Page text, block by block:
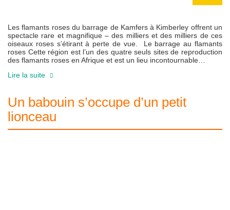
Les flamants roses du barrage de Kamfers à Kimberley offrent un
spectacle rare et magnifique – des milliers et des milliers de ces
oiseaux roses s’étirant à perte de vue. Le barrage au flamants
roses Cette région est l’un des quatre seuls sites de reproduction
des flamants roses en Afrique et est un lieu incontournable…
Lire la suite
Un babouin s’occupe d’un petit
lionceau